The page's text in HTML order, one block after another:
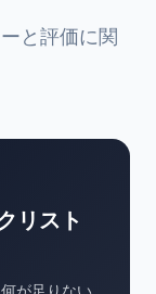
と評価に関
リスト
が足りない